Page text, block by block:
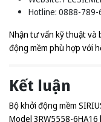
Hotline: 0888-789-
Nhận tư vấn kỹ thuật và
động mềm phù hợp với
Kết luận
Bộ khởi động mềm
Model 3RW5558-